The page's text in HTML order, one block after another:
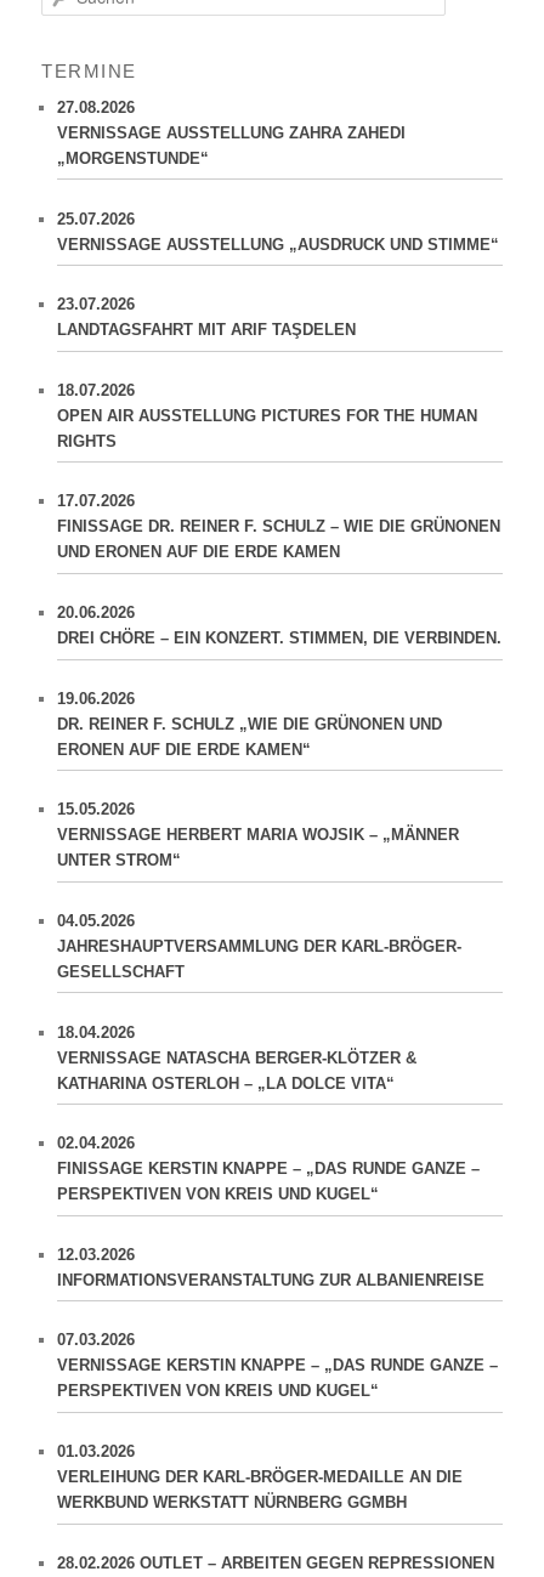
e
n
TERMINE
27.08.2026
VERNISSAGE AUSSTELLUNG ZAHRA ZAHEDI
„MORGENSTUNDE“
25.07.2026
VERNISSAGE AUSSTELLUNG „AUSDRUCK UND STIMME“
23.07.2026
LANDTAGSFAHRT MIT ARIF TAŞDELEN
18.07.2026
OPEN AIR AUSSTELLUNG PICTURES FOR THE HUMAN
RIGHTS
17.07.2026
FINISSAGE DR. REINER F. SCHULZ – WIE DIE GRÜNONEN
UND ERONEN AUF DIE ERDE KAMEN
20.06.2026
DREI CHÖRE – EIN KONZERT. STIMMEN, DIE VERBINDEN.
19.06.2026
DR. REINER F. SCHULZ „WIE DIE GRÜNONEN UND
ERONEN AUF DIE ERDE KAMEN“
15.05.2026
VERNISSAGE HERBERT MARIA WOJSIK – „MÄNNER
UNTER STROM“
04.05.2026
JAHRESHAUPTVERSAMMLUNG DER KARL-BRÖGER-
GESELLSCHAFT
18.04.2026
VERNISSAGE NATASCHA BERGER-KLÖTZER &
KATHARINA OSTERLOH – „LA DOLCE VITA“
02.04.2026
FINISSAGE KERSTIN KNAPPE – „DAS RUNDE GANZE –
PERSPEKTIVEN VON KREIS UND KUGEL“
12.03.2026
INFORMATIONSVERANSTALTUNG ZUR ALBANIENREISE
07.03.2026
VERNISSAGE KERSTIN KNAPPE – „DAS RUNDE GANZE –
PERSPEKTIVEN VON KREIS UND KUGEL“
01.03.2026
VERLEIHUNG DER KARL-BRÖGER-MEDAILLE AN DIE
WERKBUND WERKSTATT NÜRNBERG GGMBH
28.02.2026 OUTLET – ARBEITEN GEGEN REPRESSIONEN